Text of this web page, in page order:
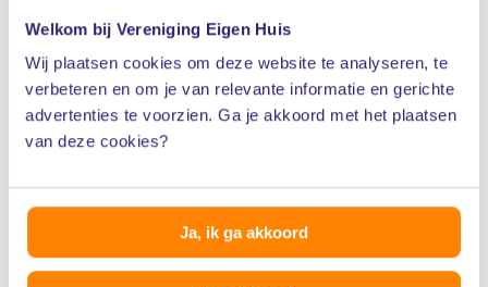
Welkom bij Vereniging Eigen Huis
Wij plaatsen cookies om deze website te analyseren, te
verbeteren en om je van relevante informatie en gerichte
advertenties te voorzien. Ga je akkoord met het plaatsen
van deze cookies?
Ja, ik ga akkoord
beeld en check de status van de voorzieningen.
Overleg met een adviseur van gemeente en
brandweer over de veiligheidsrisico’s en te nemen
maatregelen.
Zet elektrische voertuigen en VvE-laadpalen zo